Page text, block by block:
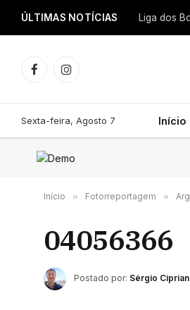
ÚLTIMAS NOTÍCIAS
FacebookInstagram
Sexta-feira, Agosto 7 Início
Início » Fotorreportagem »
04056366
Postado por: Sérgio